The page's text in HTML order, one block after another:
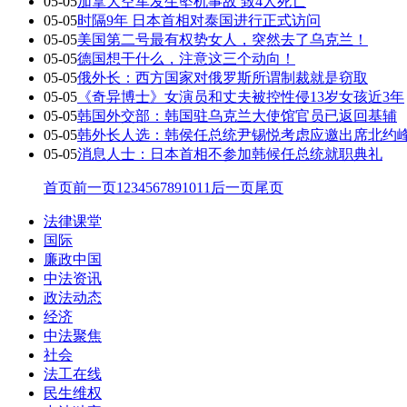
05-05时隔9年 日本首相对泰国进行正式访问
05-05美国第二号最有权势女人，突然去了乌克兰！
05-05德国想干什么，注意这三个动向！
05-05俄外长：西方国家对俄罗斯所谓制裁就是窃取
05-05 《奇异博士》女演员和丈夫被控性侵13岁女孩近3年
05-05韩国外交部：韩国驻乌克兰大使馆官员已返回基辅
05-05韩外长人选：韩侯任总统尹锡悦考虑应邀出席北约
05-05消息人士：日本首相不参加韩候任总统就职典礼
首页前一页1 234567891011 后一页尾页
法律课堂
国际
廉政中国
中法资讯
政法动态
经济
中法聚焦
社会
法工在线
民生维权